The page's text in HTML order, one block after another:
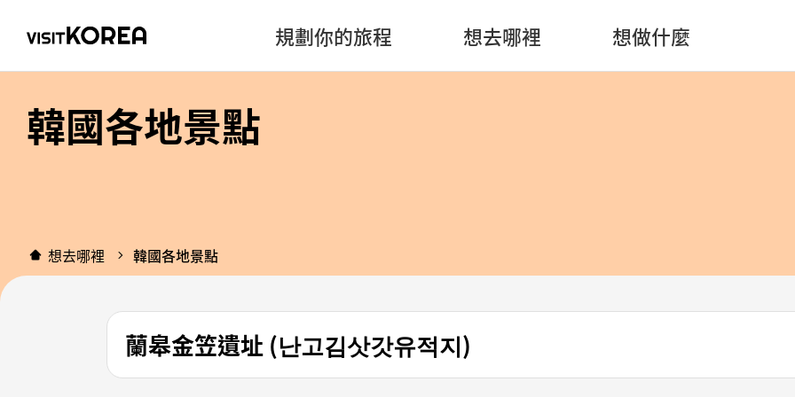
規劃你的旅程 想去哪裡 想做什麼
韓國各地景點
想去哪裡 韓國各地景點
蘭皋金笠遺址 (난고김삿갓유적지)